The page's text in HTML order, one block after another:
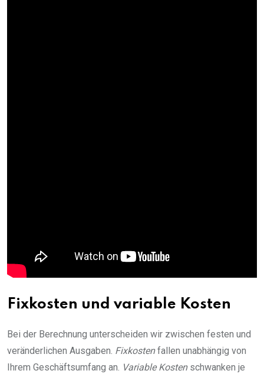
Fixkosten und variable Kosten
Bei der Berechnung unterscheiden wir zwischen festen und
veränderlichen Ausgaben. Fixkostenfallen unabhängig von
Ihrem Geschäftsumfang an. Variable Kostenschwanken je